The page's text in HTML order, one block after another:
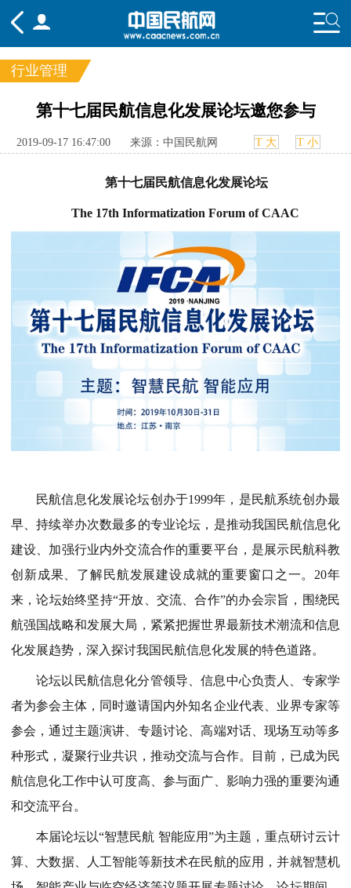
频道
国内 国际
行业
行业管理
第十七届民航信息化发展论坛邀您参与
2019-09-17 16:47:00 来源：中国民航网 T 大 T 小
第十七届民航信息化发展论坛
The 17th Informatization Forum of CAAC
民航信息化发展论坛创办于1999年，是民航系统创办最
早、持续举办次数最多的专业论坛，是推动我国民航信息化
建设、加强行业内外交流合作的重要平台，是展示民航科教
创新成果、了解民航发展建设成就的重要窗口之一。20年
来，论坛始终坚持“开放、交流、合作”的办会宗旨，围绕民
航强国战略和发展大局，紧紧把握世界最新技术潮流和信息
化发展趋势，深入探讨我国民航信息化发展的特色道路。
论坛以民航信息化分管领导、信息中心负责人、专家学
者为参会主体，同时邀请国内外知名企业代表、业界专家等
参会，通过主题演讲、专题讨论、高端对话、现场互动等多
种形式，凝聚行业共识，推动交流与合作。目前，已成为民
航信息化工作中认可度高、参与面广、影响力强的重要沟通
和交流平台。
本届论坛以“智慧民航 智能应用”为主题，重点研讨云计
算、大数据、人工智能等新技术在民航的应用，并就智慧机